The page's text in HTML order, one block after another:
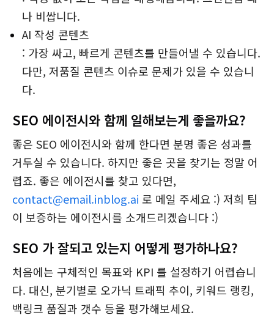
나 비쌉니다.
AI 작성 콘텐츠
: 가장 싸고, 빠르게 콘텐츠를 만들어낼 수 있습니다.
다만, 저품질 콘텐츠 이슈로 문제가 있을 수 있습니
다.
SEO 에이전시와 함께 일해보는게 좋을까요?
좋은 SEO 에이전시와 함께 한다면 분명 좋은 성과를
거두실 수 있습니다. 하지만 좋은 곳을 찾기는 정말 어
렵죠. 좋은 에이전시를 찾고 있다면,
contact@email.inblog.ai 로 메일 주세요 :) 저희 팀
이 보증하는 에이전시를 소개드리겠습니다 :)
SEO 가 잘되고 있는지 어떻게 평가하나요?
처음에는 구체적인 목표와 KPI 를 설정하기 어렵습니
다. 대신, 분기별로 오가닉 트래픽 추이, 키워드 랭킹,
백링크 품질과 갯수 등을 평가해보세요.